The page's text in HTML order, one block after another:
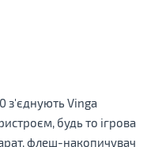
з'єднують Vinga
будь то ігрова
флеш-накопичувач